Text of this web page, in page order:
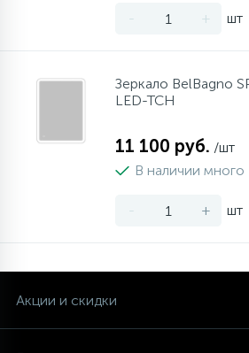
- + шт
Зеркало BelBagno
LED-TCH
11 100 руб. /шт
В наличии много
- + шт
Акции и скидки